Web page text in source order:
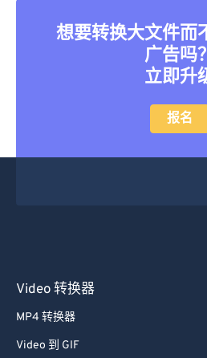
想要转换大文件而
广告吗？
立即升
报名
Video 转换器
MP4 转换器
Video 到 GIF